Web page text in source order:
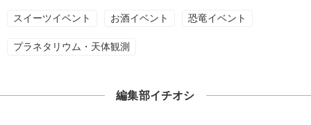
スイーツイベント お酒イベント 恐竜イベント
プラネタリウム・天体観測
編集部イチオシ